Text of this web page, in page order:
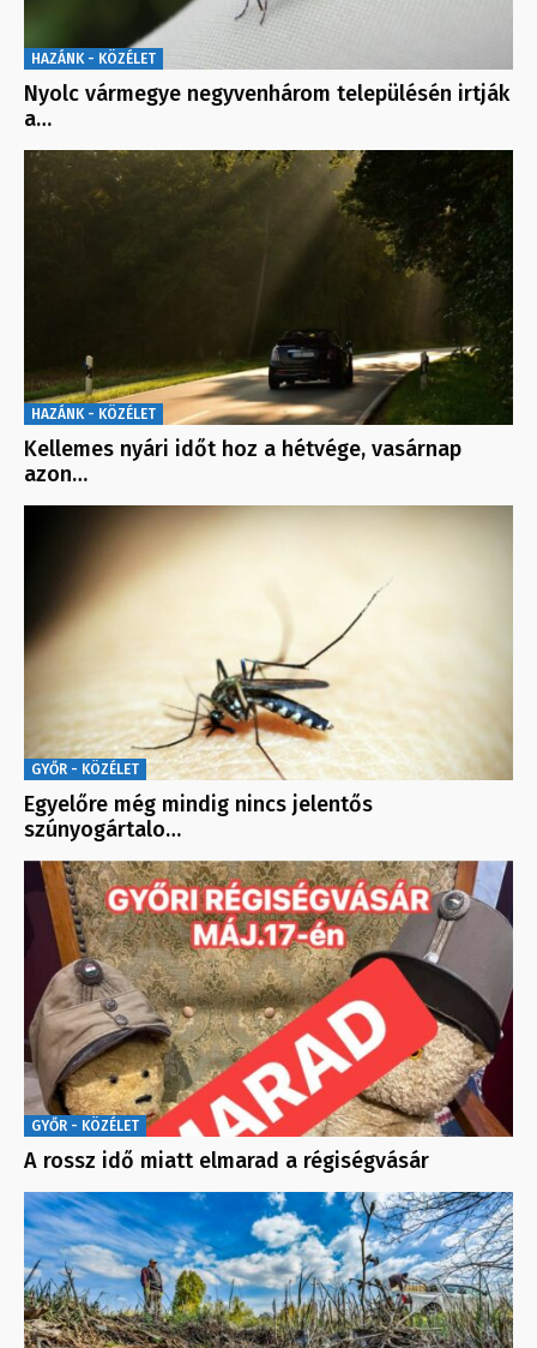
HAZÁNK - KÖZÉLET
Nyolc vármegye negyvenhárom településén irtják
a…
HAZÁNK - KÖZÉLET
Kellemes nyári időt hoz a hétvége, vasárnap
azon…
GYŐR - KÖZÉLET
Egyelőre még mindig nincs jelentős
szúnyogártalo…
GYŐR - KÖZÉLET
A rossz idő miatt elmarad a régiségvásár